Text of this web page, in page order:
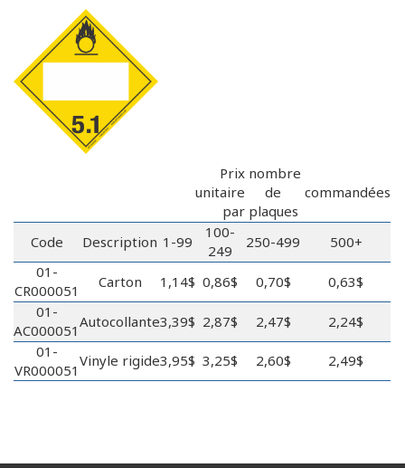
Prix
unitaire
par
nombre
de
plaques
commandées
Code Description 1-99
100-
249
250-499
500+
01-
CR000051
Carton 1,14$ 0,86$ 0,70$
0,63$
01-
AC000051 Autocollante3,39$ 2,87$ 2,47$
2,24$
01-
VR000051
Vinyle rigide3,95$ 3,25$ 2,60$ 2,49$